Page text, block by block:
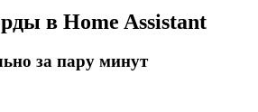
в Home Assistant
за пару минут